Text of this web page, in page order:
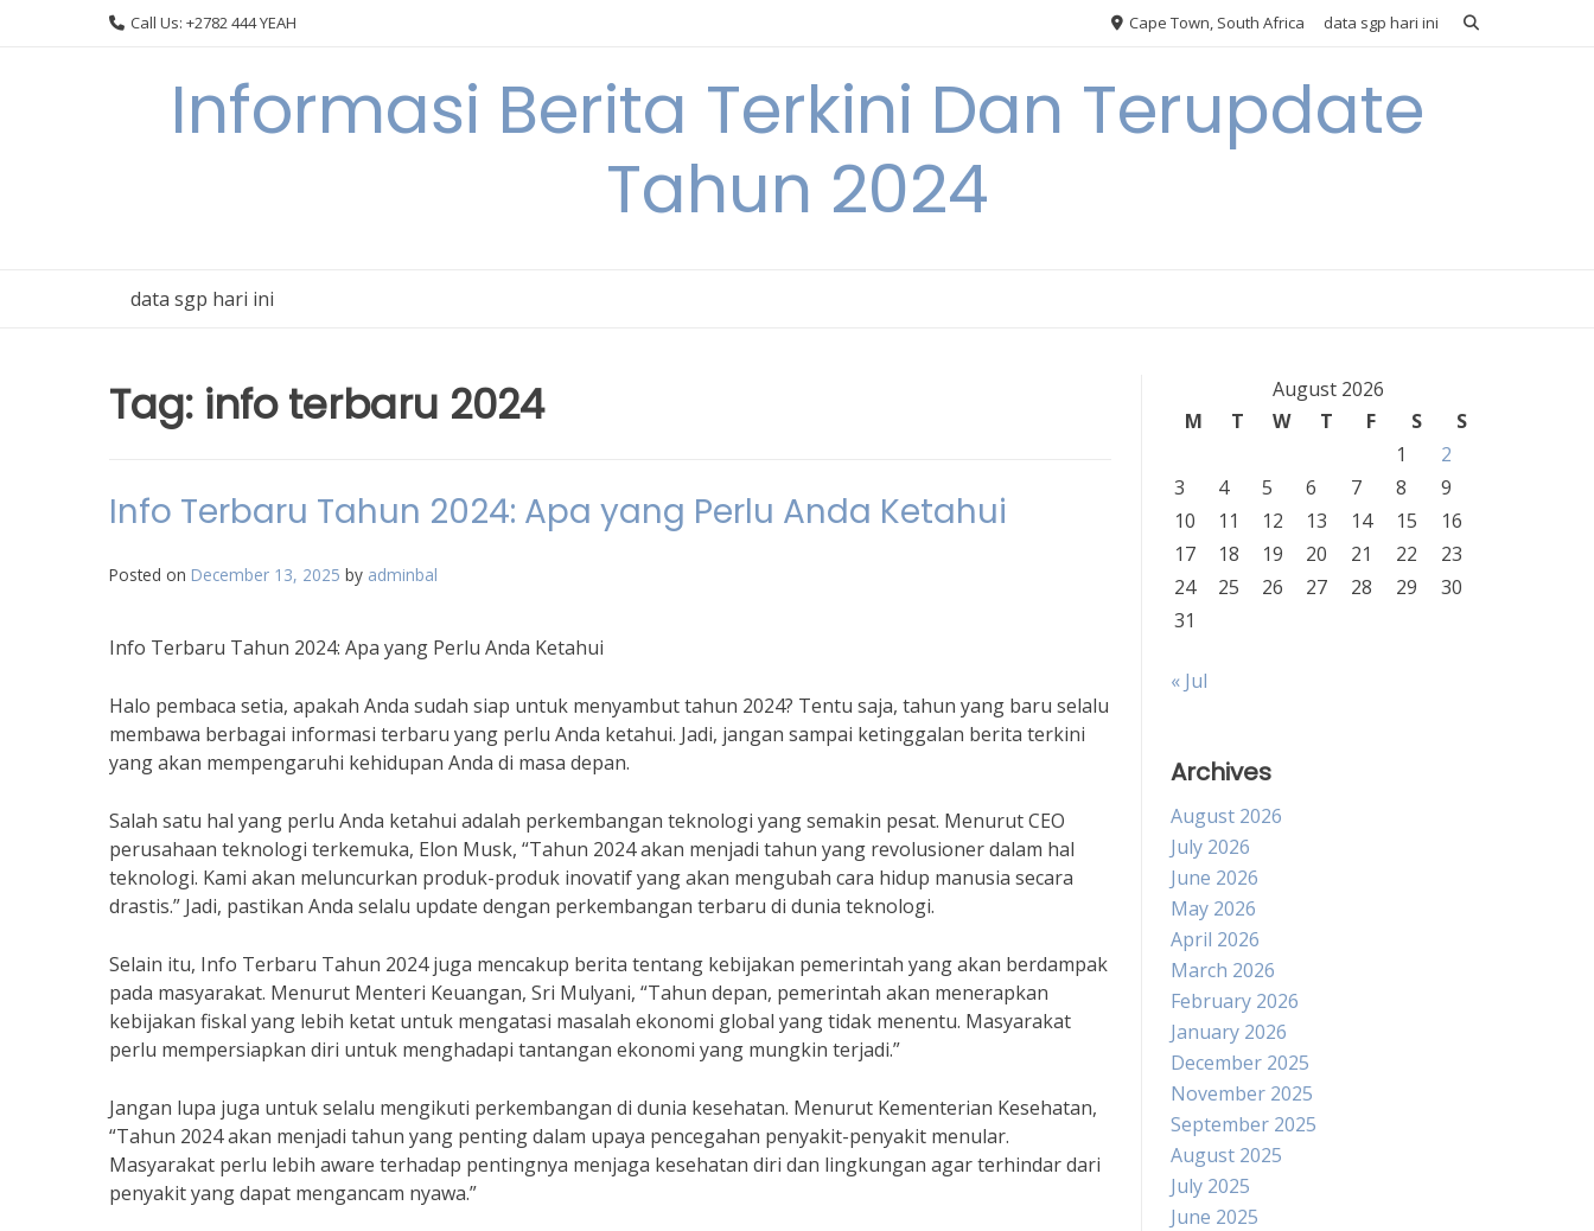
Call Us: +2782 444 YEAH Cape Town, South Africa data sgp hari ini
Informasi Berita Terkini Dan Terupdate
Tahun 2024
data sgp hari ini
Tag: info terbaru 2024
Info Terbaru Tahun 2024: Apa yang Perlu Anda Ketahui
Posted on December 13, 2025 by adminbal
Info Terbaru Tahun 2024: Apa yang Perlu Anda Ketahui
Halo pembaca setia, apakah Anda sudah siap untuk menyambut tahun 2024? Tentu saja, tahun yang baru selalu
membawa berbagai informasi terbaru yang perlu Anda ketahui. Jadi, jangan sampai ketinggalan berita terkini
yang akan mempengaruhi kehidupan Anda di masa depan.
Salah satu hal yang perlu Anda ketahui adalah perkembangan teknologi yang semakin pesat. Menurut CEO
perusahaan teknologi terkemuka, Elon Musk, “Tahun 2024 akan menjadi tahun yang revolusioner dalam hal
teknologi. Kami akan meluncurkan produk-produk inovatif yang akan mengubah cara hidup manusia secara
drastis.” Jadi, pastikan Anda selalu update dengan perkembangan terbaru di dunia teknologi.
Selain itu, Info Terbaru Tahun 2024 juga mencakup berita tentang kebijakan pemerintah yang akan berdampak
pada masyarakat. Menurut Menteri Keuangan, Sri Mulyani, “Tahun depan, pemerintah akan menerapkan
kebijakan fiskal yang lebih ketat untuk mengatasi masalah ekonomi global yang tidak menentu. Masyarakat
perlu mempersiapkan diri untuk menghadapi tantangan ekonomi yang mungkin terjadi.”
Jangan lupa juga untuk selalu mengikuti perkembangan di dunia kesehatan. Menurut Kementerian Kesehatan,
“Tahun 2024 akan menjadi tahun yang penting dalam upaya pencegahan penyakit-penyakit menular.
Masyarakat perlu lebih aware terhadap pentingnya menjaga kesehatan diri dan lingkungan agar terhindar dari
penyakit yang dapat mengancam nyawa.”
August 2026
M
T W T F S
S
1
2
3
4 5 6 7 8
9
10
11 12 13 14 15
16
17
18 19 20 21 22
23
24
25 26 27 28 29
30
31
« Jul
Archives
August 2026
July 2026
June 2026
May 2026
April 2026
March 2026
February 2026
January 2026
December 2025
November 2025
September 2025
August 2025
July 2025
June 2025